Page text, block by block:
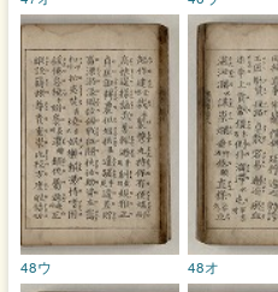
48オ
48ウ